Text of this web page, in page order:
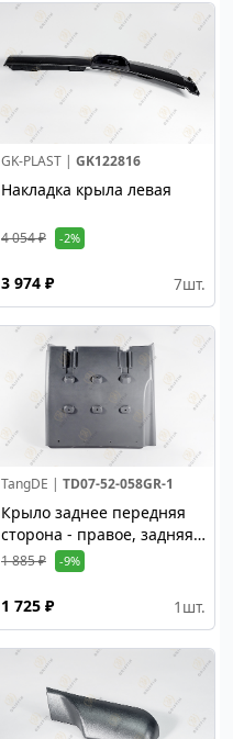
GK-PLAST | GK122816
Накладка крыла левая
4 054 ₽ -2%
3 974 ₽ 7шт.
TangDE | TD07-52-058GR-1
Крыло заднее передняя
сторона - правое, задняя -
левое черный пластик
1 885 ₽ -9%
1 725 ₽ 1 шт.